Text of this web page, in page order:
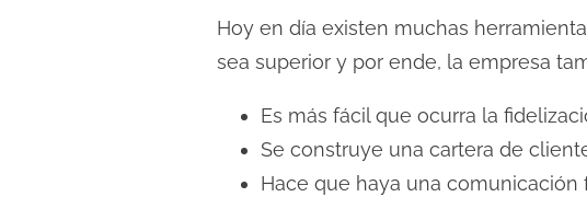
lHoy en día existen muchas
sea superior y por ende, la empresa
Es más fácil que ocurra la
Se construye una cartera de
Hace que haya una comunicación